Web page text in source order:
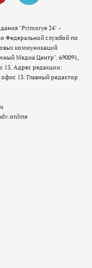
"Primorye 24" -
Федеральной службой по
коммуникаций
Медиа Центр". 690091,
13. Адрес редакции:
13. Главный редактор